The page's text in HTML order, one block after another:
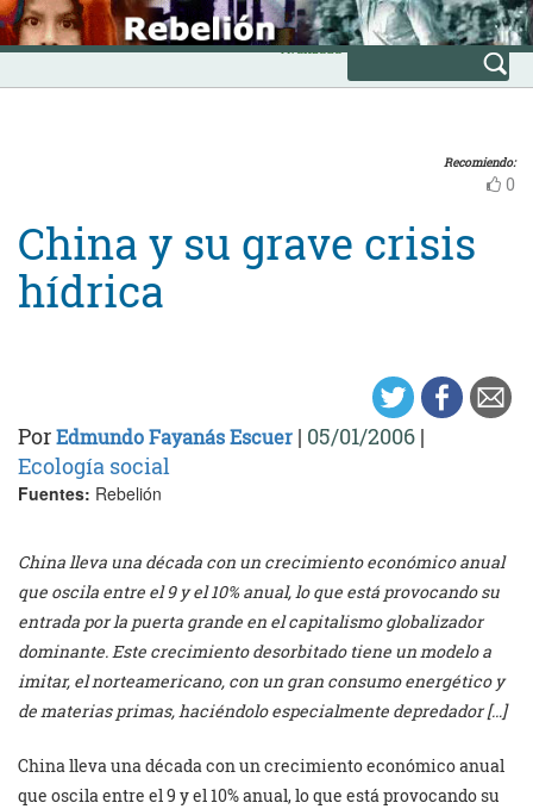
Skip
to
content
INICIO
Avanzada
Recomiendo:
0
China y su grave crisis
hídrica
PorEdmundo Fayanás Escuer | 05/01/2006 |
Ecología social
Fuentes: Rebelión
China lleva una década con un crecimiento económico anual
que oscila entre el 9 y el 10% anual, lo que está provocando su
entrada por la puerta grande en el capitalismo globalizador
dominante. Este crecimiento desorbitado tiene un modelo a
imitar, el norteamericano, con un gran consumo energético y
de materias primas, haciéndolo especialmente depredador […]
China lleva una década con un crecimiento económico anual
que oscila entre el 9 y el 10% anual, lo que está provocando su